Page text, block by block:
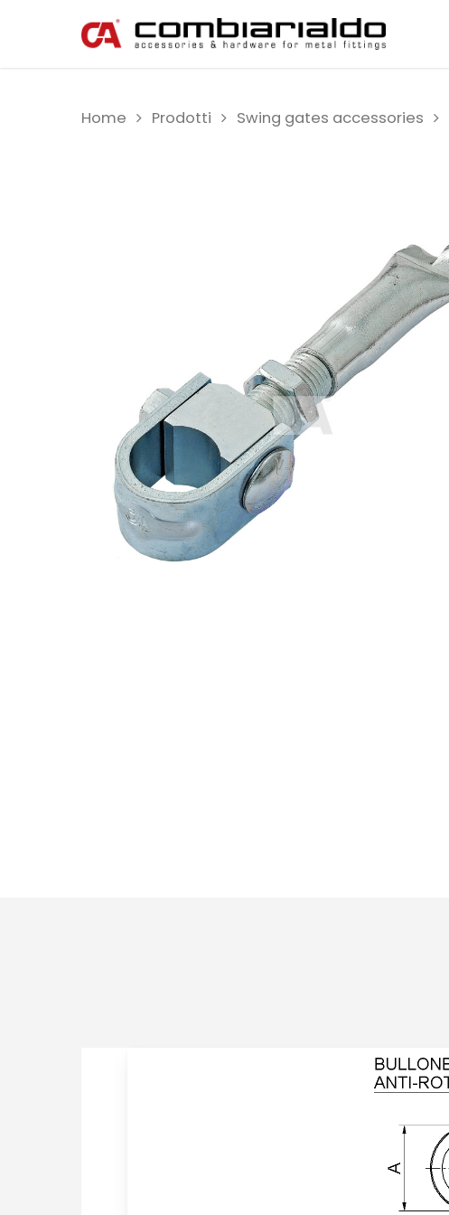
Premi invio per cercare o ESC per uscire
Home Prodotti Swing gates accessories